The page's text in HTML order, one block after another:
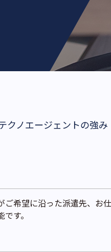
クノエージェントの強み
希望に沿った派遣先、
す。